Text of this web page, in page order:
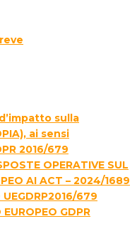
sulla
ai sensi
2016/679
OPERATIVE SUL
AI ACT – 2024/1689
UEGDRP2016/679
GDPR